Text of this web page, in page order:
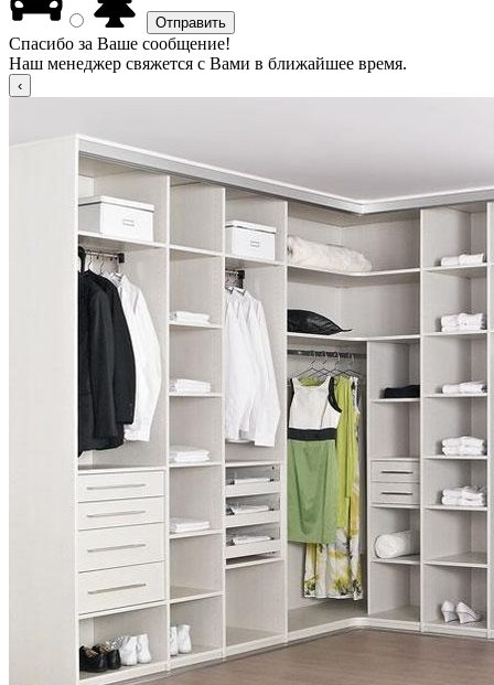
Спасибо за Ваше сообщение!
Наш менеджер свяжется с Вами в ближайшее время.